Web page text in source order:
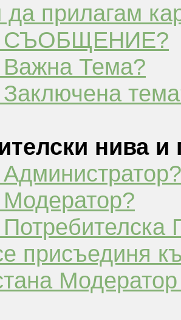
да прилагам
СЪОБЩЕНИЕ?
Важна Тема?
Заключена
нива и
Модератор?
присъединя